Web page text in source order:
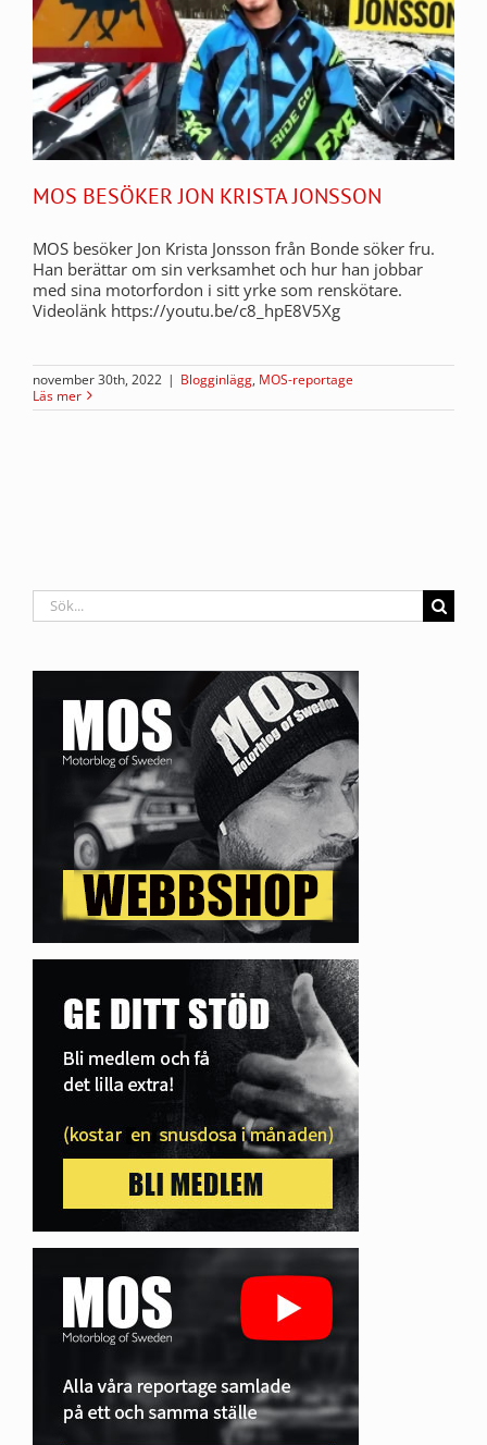
MOS BESÖKER JON KRISTA JONSSON
MOS besöker Jon Krista Jonsson från Bonde söker fru.
Han berättar om sin verksamhet och hur han jobbar
med sina motorfordon i sitt yrke som renskötare.
Videolänk https://youtu.be/c8_hpE8V5Xg
november 30th, 2022 | Blogginlägg, MOS-reportage
Läs mer
Sök
efter: